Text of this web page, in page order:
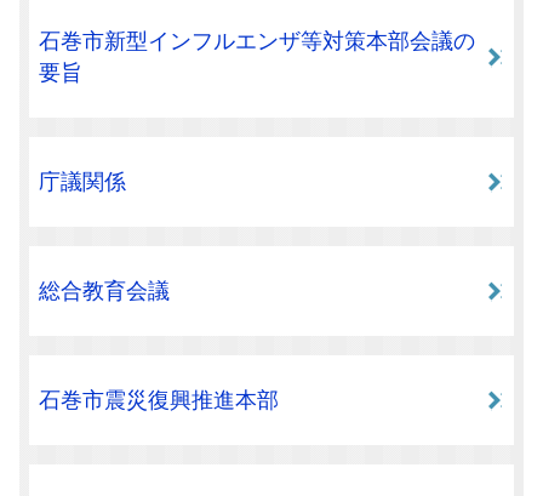
石巻市新型インフルエンザ等対策本部会議の
要旨
庁議関係
総合教育会議
石巻市震災復興推進本部